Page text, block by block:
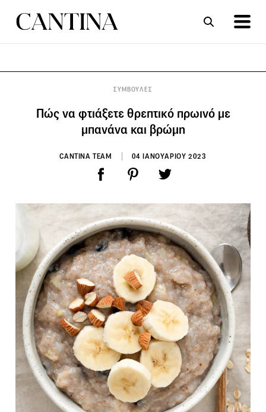
ΣΥΜΒΟΥΛΕΣ
Πώς να φτιάξετε θρεπτικό πρωινό με
μπανάνα και βρώμη
CANTINA TEAM 04 ΙΑΝΟΥΑΡΙΟΥ 2023